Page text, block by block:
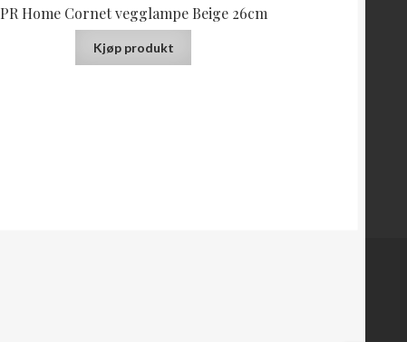
PR Home Cornet vegglampe Beige 26cm
Kjøp produkt